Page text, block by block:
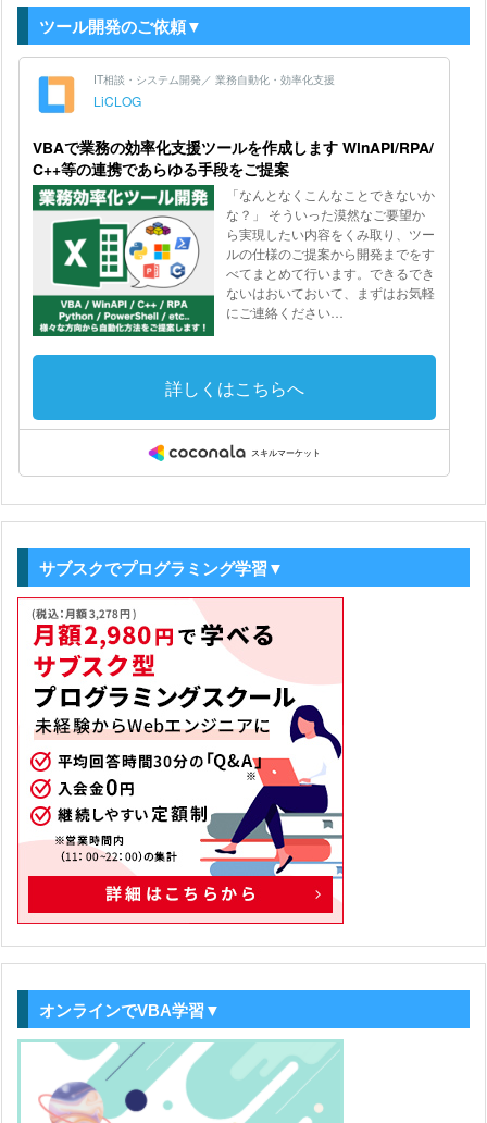
ツール開発のご依頼▼
サブスクでプログラミング学習▼
オンラインでVBA学習▼